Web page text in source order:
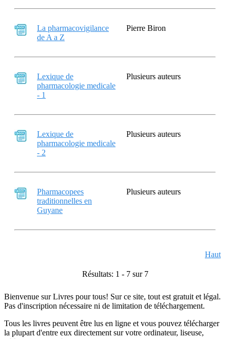
La pharmacovigilance
de A a Z
Pierre Biron
Lexique de
pharmacologie medicale
- 1
Plusieurs auteurs
Lexique de
pharmacologie medicale
- 2
Plusieurs auteurs
Pharmacopees
traditionnelles en
Guyane
Plusieurs auteurs
Haut
Résultats: 1 - 7 sur 7
Bienvenue sur Livres pour tous! Sur ce site, tout est gratuit et légal.
Pas d'inscription nécessaire ni de limitation de téléchargement.
Tous les livres peuvent être lus en ligne et vous pouvez télécharger
la plupart d'entre eux directement sur votre ordinateur, liseuse,